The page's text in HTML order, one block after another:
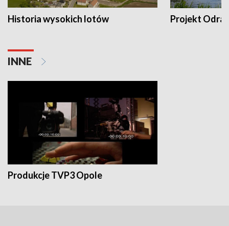
Historia wysokich lotów Projekt Odra
INNE
Produkcje TVP3 Opole